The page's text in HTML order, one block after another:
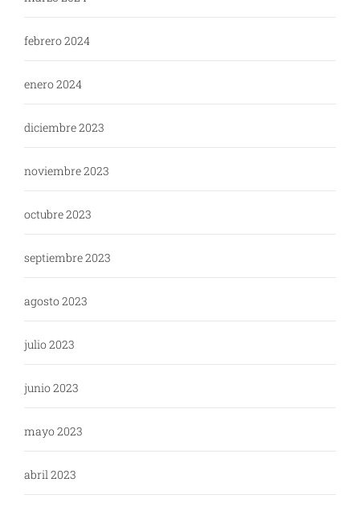
febrero 2024
enero 2024
diciembre 2023
noviembre 2023
octubre 2023
septiembre 2023
agosto 2023
julio 2023
junio 2023
mayo 2023
abril 2023